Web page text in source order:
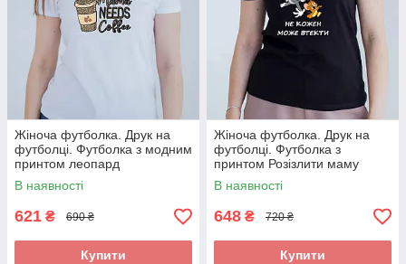
Жіноча футболка. Друк на
футболці. Футболка з модним
принтом леопард
В наявності
621 ₴ 690 ₴
Купити
Жіноча футболка. Друк на
футболці. Футболка з
принтом Розізлити маму
може кожен
В наявності
648 ₴ 720 ₴
Купити